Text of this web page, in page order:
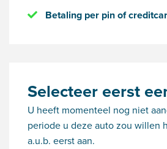
Betaling per pin of
Selecteer eerst
U heeft momenteel nog niet
periode u deze auto zou willen
a.u.b. eerst aan.